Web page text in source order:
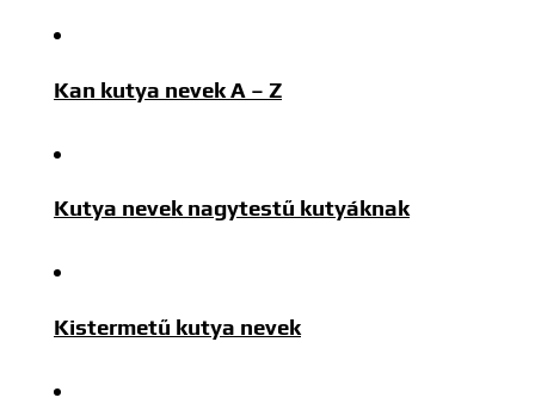
Kan kutya nevek A – Z
Kutya nevek nagytestű kutyáknak
Kistermetű kutya nevek